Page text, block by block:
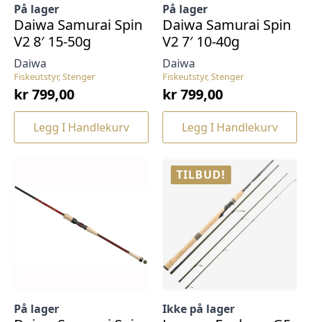
Fiskeutstyr, Stenger
Daiwa
På lager
Daiwa Samurai Spin
V2 8′ 15-50g
kr799,00
Legg I Handlekurv
Fiskeutstyr, Stenger
Daiwa
På lager
Daiwa Samurai Spin
V2 7′ 10-40g
kr799,00
Legg I Handlekurv
På lager
TILBUD!
Ikke på lager